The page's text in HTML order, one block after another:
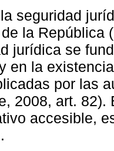
seguridad
la República
jurídica se
en la
por las
2008, art.
accesible,